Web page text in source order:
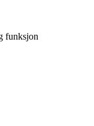
funksjon